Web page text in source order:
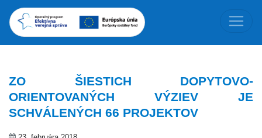
ZO ŠIESTICH DOPYTOVO-
ORIENTOVANÝCH VÝZIEV JE
SCHVÁLENÝCH 66 PROJEKTOV